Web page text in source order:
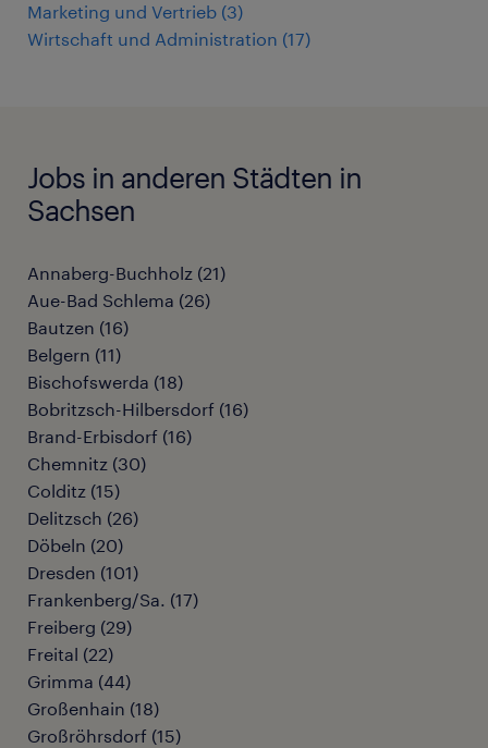
Marketing und Vertrieb (3)
Wirtschaft und Administration (17)
Jobs in anderen Städten in
Sachsen
Annaberg-Buchholz (21)
Aue-Bad Schlema (26)
Bautzen (16)
Belgern (11)
Bischofswerda (18)
Bobritzsch-Hilbersdorf (16)
Brand-Erbisdorf (16)
Chemnitz (30)
Colditz (15)
Delitzsch (26)
Döbeln (20)
Dresden (101)
Frankenberg/Sa. (17)
Freiberg (29)
Freital (22)
Grimma (44)
Großenhain (18)
Großröhrsdorf (15)